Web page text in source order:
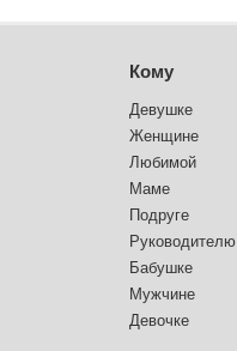
Кому
Девушке
Женщине
Любимой
Маме
Подруге
Руководителю
Бабушке
Мужчине
Девочке